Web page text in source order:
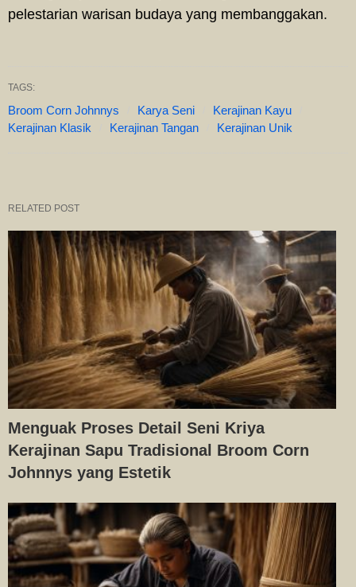
pelestarian warisan budaya yang membanggakan.
TAGS:
Broom Corn Johnnys Karya Seni
Kerajinan Kayu
Kerajinan Klasik
Kerajinan Tangan Kerajinan Unik
RELATED POST
Menguak Proses Detail Seni Kriya
Kerajinan Sapu Tradisional Broom Corn
Johnnys yang Estetik